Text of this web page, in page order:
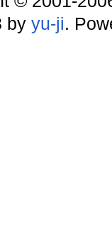
by yu-ji.